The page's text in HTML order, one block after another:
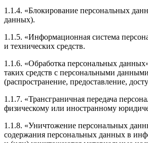
1.1.4. «Блокирование персональных
данных).
1.1.5. «Информационная система
и технических средств.
1.1.6. «Обработка персональных
таких средств с персональными
(распространение, предоставление,
1.1.7. «Трансграничная передача
физическому или иностранному
1.1.8. «Уничтожение персональных
содержания персональных данных в